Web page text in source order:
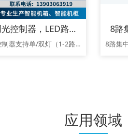
4G单灯调光控制器，LED路灯控制器，远程路灯控制器，物联网路灯
4G路灯调光控制器支持单/双灯（1-2路）独立控制与0-10V无级调光。具备过压、欠压、漏电、短路、过载多重保护，实时监测市电（掉电告警）及负载状态（异常告警）。支持定时开关及亮度调节，可通过4G云平台及手机小程序远程监控、操作，实现智能节能管理
应用领域